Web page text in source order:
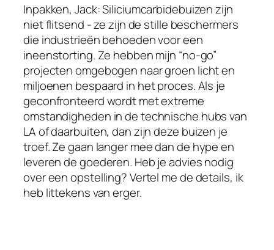
Inpakken, Jack: Siliciumcarbidebuizen zijn
niet flitsend - ze zijn de stille beschermers
die industrieën behoeden voor een
ineenstorting. Ze hebben mijn “no-go”
projecten omgebogen naar groen licht en
miljoenen bespaard in het proces. Als je
geconfronteerd wordt met extreme
omstandigheden in de technische hubs van
LA of daarbuiten, dan zijn deze buizen je
troef. Ze gaan langer mee dan de hype en
leveren de goederen. Heb je advies nodig
over een opstelling? Vertel me de details, ik
heb littekens van erger.Greek
Hausa
Hebrew
Hindi
Hungarian